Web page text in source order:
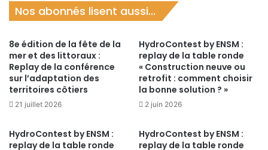
Nos abonnés lisent aussi...
8e édition de la fête de la
mer et des littoraux :
Replay de la conférence
sur l’adaptation des
territoires côtiers
21 juillet 2026
HydroContest by ENSM :
replay de la table ronde
« Construction neuve ou
retrofit : comment choisir
la bonne solution ? »
2 juin 2026
HydroContest by ENSM :
replay de la table ronde
HydroContest by ENSM :
replay de la table ronde